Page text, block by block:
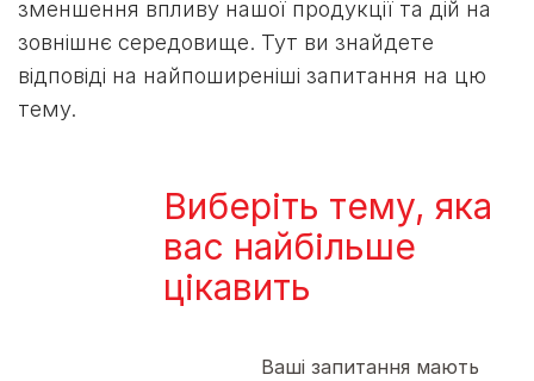
зменшення впливу нашої продукції та дій на
зовнішнє середовище. Тут ви знайдете
відповіді на найпоширеніші запитання на цю
тему.
Виберіть тему, яка
вас найбільше
цікавить
Ваші запитання мають